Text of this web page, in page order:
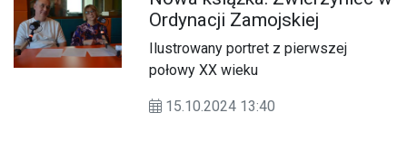
Ordynacji Zamojskiej
Ilustrowany portret z pierwszej
połowy XX wieku
15.10.2024 13:40